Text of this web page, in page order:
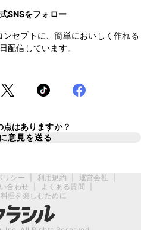
SNSをフォロー
ンセプトに、簡単においしく作れる
配信しています。
はありますか？
意見を送る
リシー 利用規約 運営会社
合わせ
よくある質問
理を楽しむために